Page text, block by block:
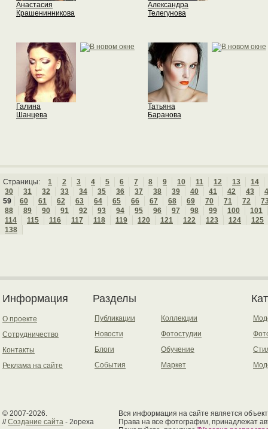
Анастасия
Крашенинникова
Александра
Телегунова
Галина
Шанцева
Татьяна
Баранова
Страницы: 1 2 3 4 5 6 7 8 9 10 11 12 13
14
30
31 32 33 34 35 36 37 38 39 40 41 42 43
59
60 61 62 63 64 65 66 67 68 69 70 71 72
88
89 90 91 92 93 94 95 96 97 98 99 100
101
114
115 116 117 118 119 120 121 122 123 124
125
138
Информация
О проекте
Сотрудничество
Контакты
Реклама на сайте
Разделы
Публикации
Новости
Блоги
События
Коллекции
Фотостудии
Обучение
Маркет
© 2007-2026.
//Создание сайта - 2opexa
Вся информация на сайте является
Права на все фотографии, принадлежат